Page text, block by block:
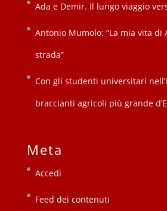
Ada e Demir. Il lungo viaggio
Antonio Mumolo: “La mia vita di
strada”
Con gli studenti universitari
braccianti agricoli più grande
Meta
Accedi
Feed dei contenuti